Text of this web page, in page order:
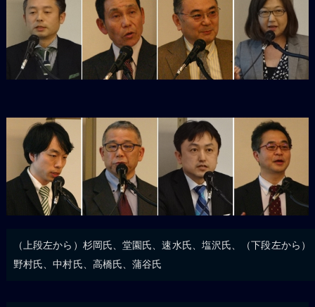
（上段左から）杉岡氏、堂園氏、速水氏、塩沢氏、（下段左から）
野村氏、中村氏、高橋氏、蒲谷氏